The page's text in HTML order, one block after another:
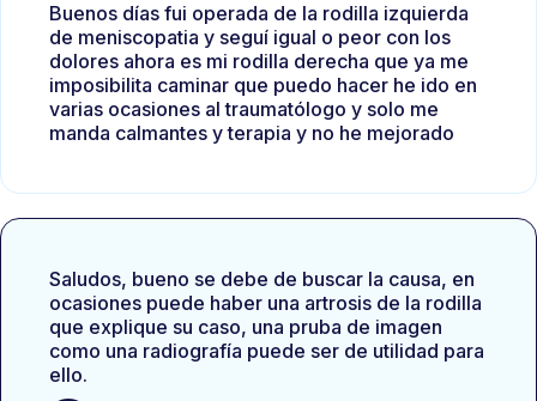
Buenos días fui operada de la rodilla izquierda
de meniscopatia y seguí igual o peor con los
dolores ahora es mi rodilla derecha que ya me
imposibilita caminar que puedo hacer he ido en
varias ocasiones al traumatólogo y solo me
manda calmantes y terapia y no he mejorado
Saludos, bueno se debe de buscar la causa, en
ocasiones puede haber una artrosis de la rodilla
que explique su caso, una pruba de imagen
como una radiografía puede ser de utilidad para
ello.